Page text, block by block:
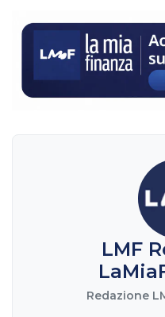
LMF
Redazione